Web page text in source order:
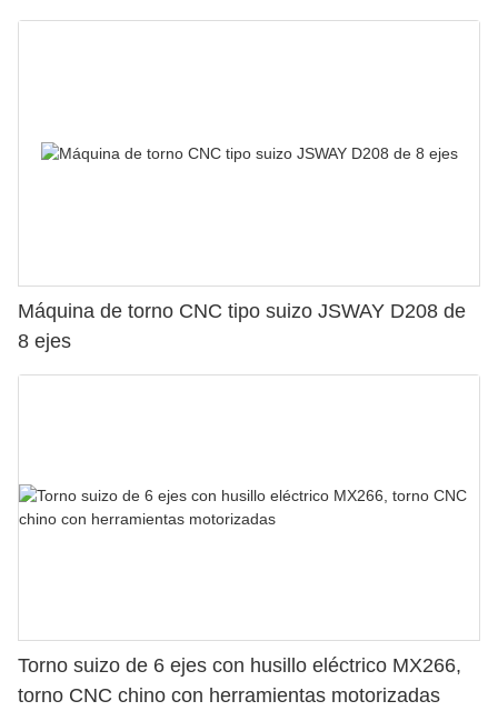
Máquina de torno CNC tipo suizo JSWAY D208 de
8 ejes
Torno suizo de 6 ejes con husillo eléctrico MX266,
torno CNC chino con herramientas motorizadas